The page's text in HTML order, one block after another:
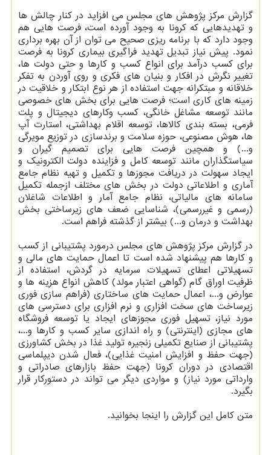
گزارش مرکز پژوهش های مجلس می افزاید در کنار چالش ها
و تهدیدهایی که کرونا به وجود آورده است، فرصت هایی هم
وجود دارد که با برنامه ریزی صحیح می توان از آن بهره برداری
نمود. پیش نیاز تبدیل تهدید فراگیری بیماری کرونا به فرصت
برای کسب درآمد برای انواع کسب و کارها و حتی دولت ها،
تغییر نگرش در افکار و بنیان های فکری و روی آوردن به تفکر
خلاقانه و مبتکرانه جهت استفاده از هر نوع ابتکار و خلاقیت در
زمینه های کاری است؛ فرصت هایی برای بخش های خصوصی
مانند توسعه مشاغل خانگی، کسب وکارهای دیجیتال و پلت
فرمی، بسته بندی کالاها، توسعه اقلام بهداشتی، استارت آپ
ها، هوش مصنوعی، حوزه سلامت و برندسازی در توزیع مویرگی
و...) و همچین فرصت هایی برای تصمیم گیران و
سیاستگذاران مانند توسعه کامل و فزاینده دولت الکترونیک و
ایجاد سهولت در دریافت مجوزها و تکمیل و تهیه نظام جامع
آماری و اطلاعاتی دولت در بخش های مختلف ازجمله تکمیل
سامانه های مالیاتی، نظام جامع آمار و اطلاعات شاغلان
(رسمی و غیررسمی)، شناسایی ضعف های زیرساختی بخش
بهداشت و درمان و...) بیشتر از گذشته فراهم است.
در گزارش مرکز پژوهش های مجلس درمورد پشتیبانی از کسب
و کارها هم پیشنهاد شده است تا اعمال حمایت های مالی و
تسهیلاتی اعطای تسهیلات سرمایه در گردش، استفاده از
ظرفیت اوراق گام (گواهی اعتبار مولد) کاهش انواع هزینه ها و
عوارض و...، اعمال حمایت های ساختاری (فراهم سازی فوری
زیرساخت های سخت افزاری و نرم افزاری برای دسترسی های
مورد نیاز، تسهیل فوری مجوزهای ایجاد یا توسعه فروشگاه
های مجازی (اینترنتی) و راه اندازی سایر کسب و کارها و...،
پشتیبانی از صنایع تکمیلی زنجیره تولید غذا در بخش کشاورزی
(جهت حفظ و افزایش امنیت غذایی)، فعال شدن دیپلماسی
اقتصادی در دوران کرونا (جهت حفظ بازارهای صادراتی و
وارداتی مورد نیاز) و مواردی دیگر می تواند در دستورکار قرار
بگیرد.
متن کامل این گزارش را اینجا بخوانید.